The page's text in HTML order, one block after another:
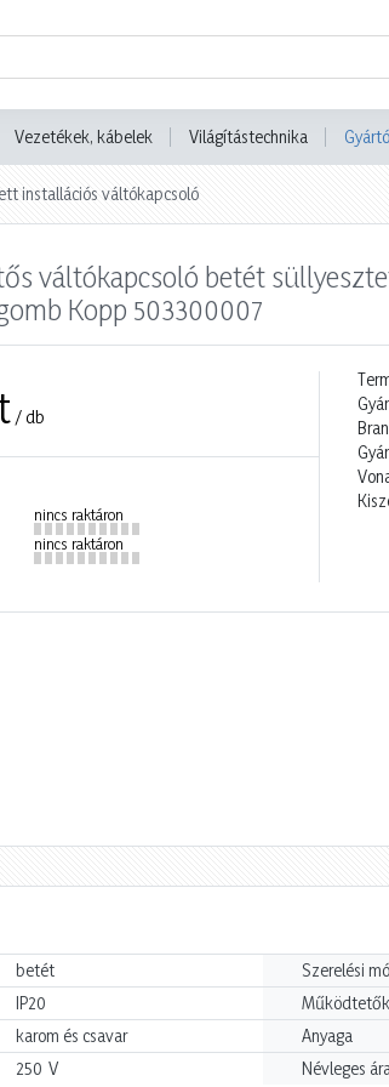
Vezetékek, kábelek Világítástechnika
installációs váltókapcsoló
váltókapcsoló betét
Kopp 503300007
/ db
nincs raktáron
nincs raktáron
betét Szerelési
IP20
karom és csavar Anyaga
250 V Névleges